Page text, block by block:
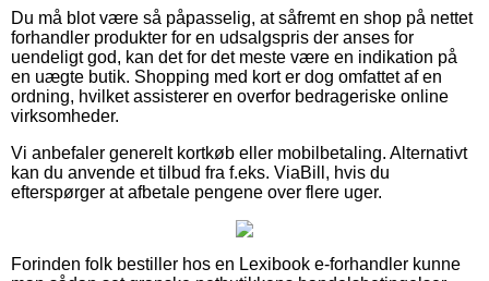
Du må blot være så påpasselig, at såfremt en shop på nettet
forhandler produkter for en udsalgspris der anses for
uendeligt god, kan det for det meste være en indikation på
en uægte butik. Shopping med kort er dog omfattet af en
ordning, hvilket assisterer en overfor bedrageriske online
virksomheder.
Vi anbefaler generelt kortkøb eller mobilbetaling. Alternativt
kan du anvende et tilbud fra f.eks. ViaBill, hvis du
efterspørger at afbetale pengene over flere uger.
Forinden folk bestiller hos en Lexibook e-forhandler kunne